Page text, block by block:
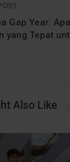
Gap Year:
yang Tepat
Also Like